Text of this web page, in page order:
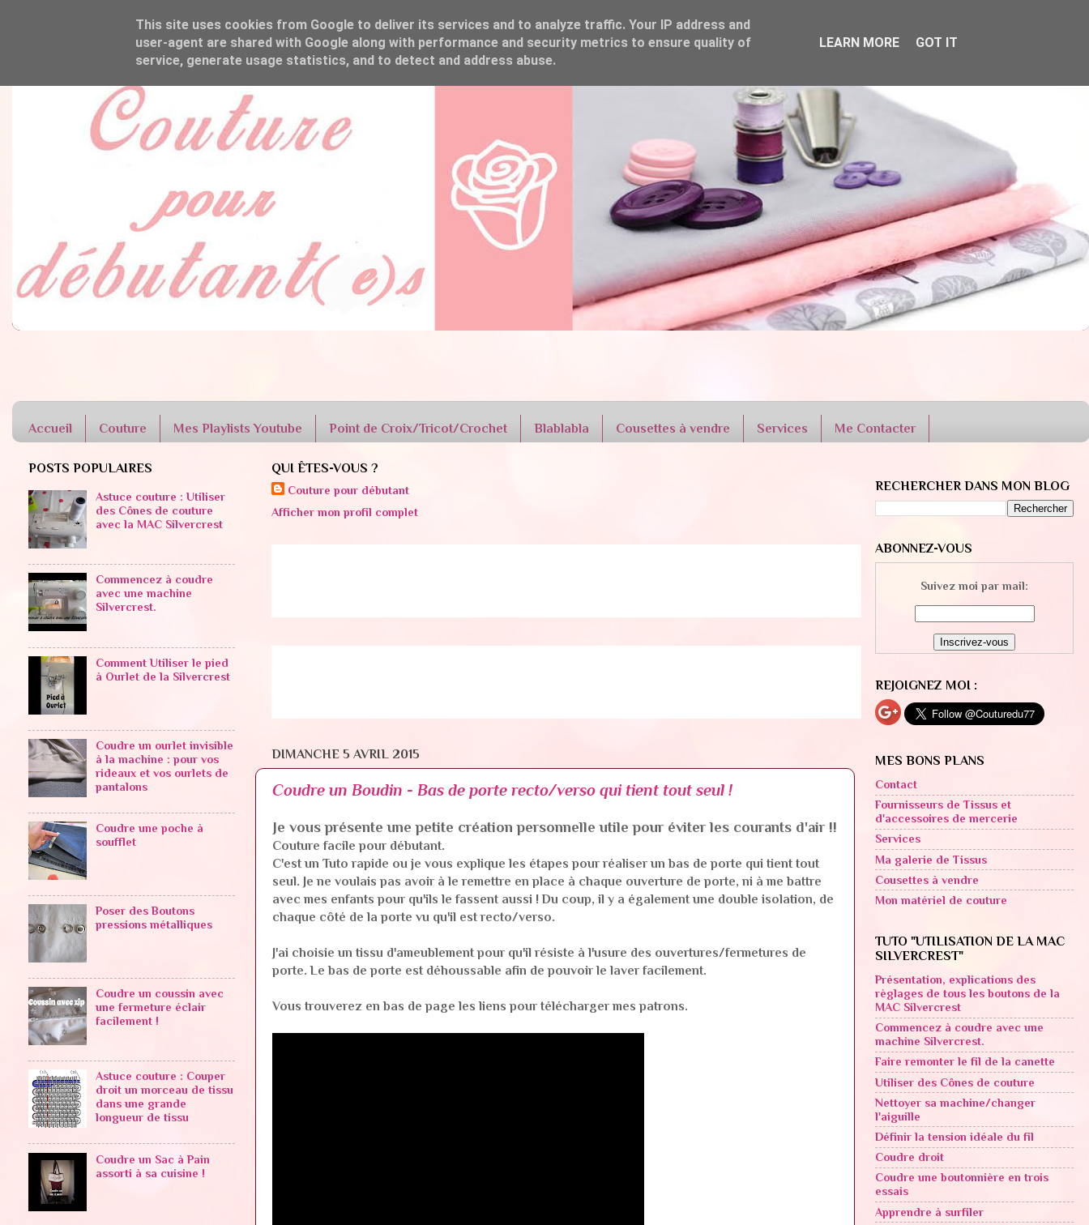
Accueil Couture Mes Playlists Youtube Point de Croix/Tricot/Crochet Blablabla Cousettes à vendre Services Me Contacter
QUI ÊTES-VOUS ?
Couture pour débutant
Afficher mon profil complet
DIMANCHE 5 AVRIL 2015
Coudre un Boudin - Bas de porte recto/verso qui tient tout seul !
Je vous présente une petite création personnelle utile pour éviter les courants d'air !!
Couture facile pour débutant.
C'est un Tuto rapide ou je vous explique les étapes pour réaliser un bas de porte qui tient tout
seul. Je ne voulais pas avoir à le remettre en place à chaque ouverture de porte, ni à me battre
avec mes enfants pour qu'ils le fassent aussi ! Du coup, il y a également une double isolation, de
chaque côté de la porte vu qu'il est recto/verso.
J'ai choisie un tissu d'ameublement pour qu'il résiste à l'usure des ouvertures/fermetures de
porte. Le bas de porte est déhoussable afin de pouvoir le laver facilement.
Vous trouverez en bas de page les liens pour télécharger mes patrons.
POSTS POPULAIRES
Astuce couture : Utiliser
des Cônes de couture
avec la MAC Silvercrest
Commencez à coudre
avec une machine
Silvercrest.
Comment Utiliser le pied
à Ourlet de la Silvercrest
Coudre un ourlet invisible
à la machine : pour vos
rideaux et vos ourlets de
pantalons
Coudre une poche à
soufflet
Poser des Boutons
pressions métalliques
Coudre un coussin avec
une fermeture éclair
facilement !
Astuce couture : Couper
droit un morceau de tissu
dans une grande
longueur de tissu
Coudre un Sac à Pain
assorti à sa cuisine !
RECHERCHER DANS MON BLOG
ABONNEZ-VOUS
Suivez moi par mail:
REJOIGNEZ MOI :
MES BONS PLANS
Contact
Fournisseurs de Tissus et
d'accessoires de mercerie
Services
Ma galerie de Tissus
Cousettes à vendre
Mon matériel de couture
TUTO "UTILISATION DE LA MAC
SILVERCREST"
Présentation, explications des
règlages de tous les boutons de la
MAC Silvercrest
Commencez à coudre avec une
machine Silvercrest.
Faire remonter le fil de la canette
Utiliser des Cônes de couture
Nettoyer sa machine/changer
l'aiguille
Définir la tension idéale du fil
Coudre droit
Coudre une boutonnière en trois
essais
Apprendre à surfiler
This site uses cookies from Google to deliver its services and to analyze traffic. Your IP address and
user-agent are shared with Google along with performance and security metrics to ensure quality of
service, generate usage statistics, and to detect and address abuse.
LEARN MORE GOT IT